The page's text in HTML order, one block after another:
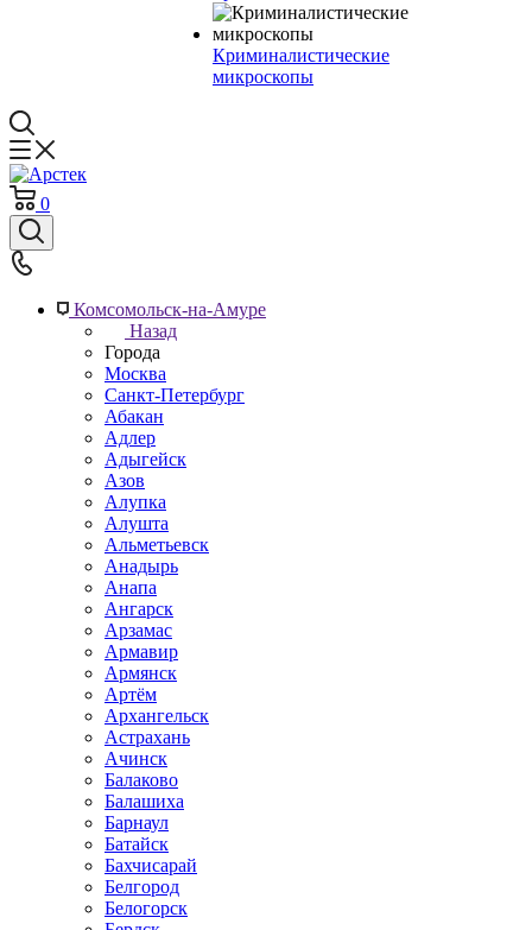
Криминалистические
микроскопы
0
Комсомольск-на-Амуре
Назад
Города
Москва
Санкт-Петербург
Абакан
Адлер
Адыгейск
Азов
Алупка
Алушта
Альметьевск
Анадырь
Анапа
Ангарск
Арзамас
Армавир
Армянск
Артём
Архангельск
Астрахань
Ачинск
Балаково
Балашиха
Барнаул
Батайск
Бахчисарай
Белгород
Белогорск